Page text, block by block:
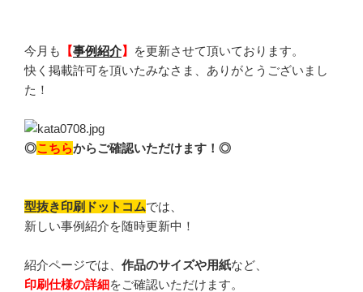
今月も 【事例紹介】
を更新させて頂いております。
快く掲載許可を頂いたみなさま、ありがとうございまし
た！
◎こちらからご確認いただけます！◎
型抜き印刷ドットコムでは、
新しい事例紹介を随時更新中！
紹介ページでは、 作品のサイズや用紙など、
印刷仕様の詳細をご確認いただけます。